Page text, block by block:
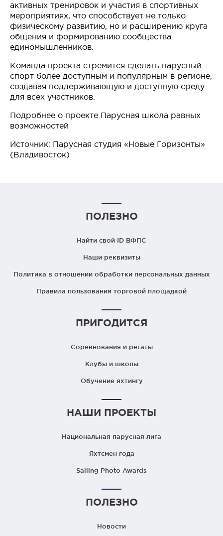
активных тренировок и участия в спортивных
мероприятиях, что способствует не только
физическому развитию, но и расширению круга
общения и формированию сообщества
единомышленников.
Команда проекта стремится сделать парусный
спорт более доступным и популярным в регионе,
создавая поддерживающую и доступную среду
для всех участников.
Подробнее о проекте Парусная школа равных
возможностей
Источник: Парусная студия «Новые Горизонты»
(Владивосток)
ПОЛЕЗНО
Найти свой ID ВФПС
Наши реквизиты
Политика в отношении обработки персональных данных
Правила пользования торговой площадкой
ПРИГОДИТСЯ
Соревнования и регаты
Клубы и школы
Обучение яхтингу
НАШИ ПРОЕКТЫ
Национальная парусная лига
Яхтсмен года
Sailing Photo Awards
ПОЛЕЗНО
Новости